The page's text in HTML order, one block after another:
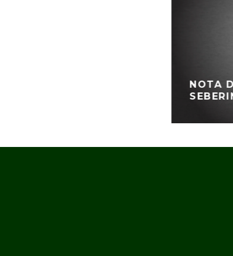
NOTA